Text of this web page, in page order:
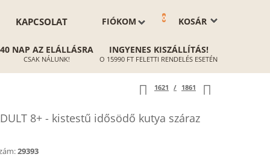
KOSÁR
0
FIÓKOM
KAPCSOLAT
40 NAP AZ ELÁLLÁSRA
CSAK NÁLUNK!
INGYENES KISZÁLLÍTÁS!
O 15990 FT FELETTI RENDELÉS ESETÉN
1621 / 1861
8+ - kistestű idősödő kutya száraz
29393